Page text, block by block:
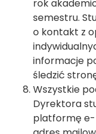
rok
semestru.
o kontakt z
informacje
śledzić
Wszystkie
Dyrektora
platformę e-